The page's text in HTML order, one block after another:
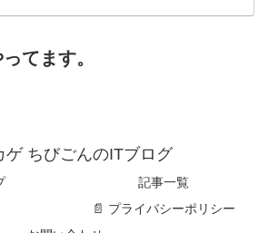
てます。
ゲ ちびごんのITブログ
記事一覧
📄 プライバシーポリシー